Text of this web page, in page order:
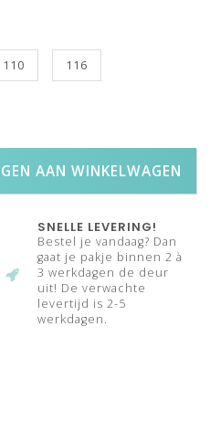
110 116
AAN WINKELWAGEN
SNELLE LEVERING!
Bestel je vandaag? Dan
gaat je pakje binnen 2 à
3 werkdagen de deur
uit! De verwachte
levertijd is 2-5
werkdagen.